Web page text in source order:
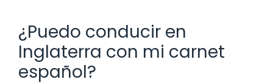
¿Puedo conducir en
Inglaterra con mi carnet
español?